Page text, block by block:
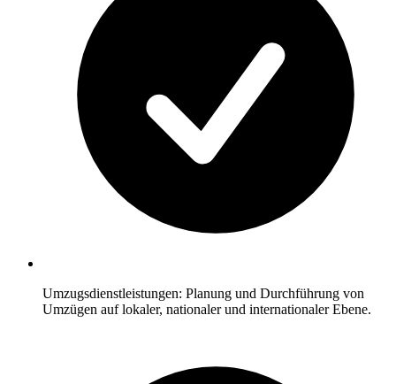
Umzugsdienstleistungen: Planung und Durchführung von
Umzügen auf lokaler, nationaler und internationaler Ebene.